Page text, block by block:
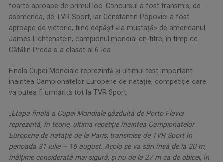
foarte aproape de primul loc. Concursul a fost transmis, de
asemenea, de TVR Sport, iar Constantin Popovici a fost
aproape de victorie, fiind depășit «la mustață» de americanul
James Lichtenstein, campionul mondial en-titre, în timp ce
Cătălin Preda s-a clasat al 6-lea.
Finala Cupei Mondiale reprezintă și ultimul test important
înaintea Campionatelor Europene de natație, competiție care
va putea fi urmărită tot la TVR Sport.
„Etapa finală a Cupei Mondiale găzduită de Porto Flavia
reprezintă, în teorie, ultima repetiție înaintea Campionatelor
Europene de natație de la Paris, transmise de TVR Sport în
perioada 31 iulie – 16 august. Acolo se va sări însă de la 20 m,
înălțime considerată mai sigură, și nu de la 27 m ca de obicei, în